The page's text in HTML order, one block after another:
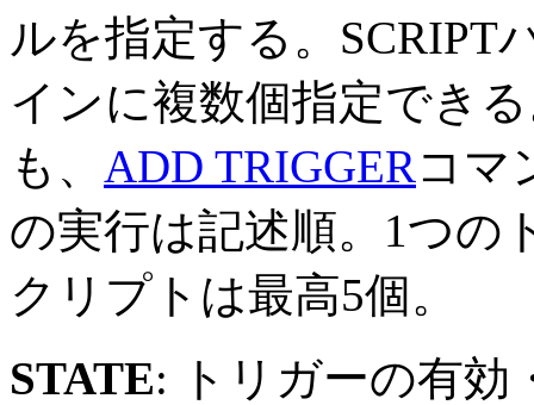
ルを指定する。SCRIPT
インに複数個指定でき
も、 ADD TRIGGERコマ
の実行は記述順。1つの
クリプトは最高5個。
STATE: トリガーの有効